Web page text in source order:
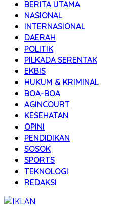
BERITA UTAMA
NASIONAL
INTERNASIONAL
DAERAH
POLITIK
PILKADA SERENTAK
EKBIS
HUKUM & KRIMINAL
BOA-BOA
AGINCOURT
KESEHATAN
OPINI
PENDIDIKAN
SOSOK
SPORTS
TEKNOLOGI
REDAKSI